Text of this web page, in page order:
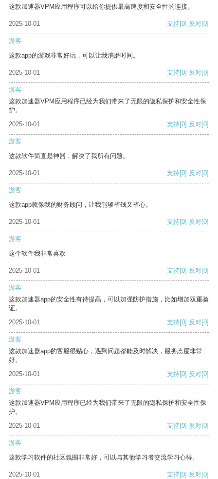
这款加速器VPM应用程序可以给你提供最高速度和安全性的连接。
2025-10-01 支持[0] 反对[0]
游客
这款app的游戏非常好玩，可以让我消磨时间。
2025-10-01 支持[0] 反对[0]
游客
这款加速器VPM应用程序已经为我们带来了无限的隐私保护和安全性保
护。
2025-10-01
支持[0] 反对[0]
游客
这款软件简直是神器，解决了我所有问题。
2025-10-01 支持[0] 反对[0]
游客
这款app就像我的财务顾问，让我能够省钱又省心。
2025-10-01 支持[0] 反对[0]
游客
这个软件我非常喜欢
2025-10-01 支持[0] 反对[0]
游客
这款加速器app的安全性有待提高，可以加强防护措施，比如增加双重验
证。
2025-10-01
支持[0] 反对[0]
游客
这款加速器app的客服很贴心，遇到问题都能及时解决，服务态度非常
好。
2025-10-01
支持[0] 反对[0]
游客
这款加速器VPM应用程序已经为我们带来了无限的隐私保护和安全性保
护。
2025-10-01
支持[0] 反对[0]
游客
这款学习软件的社区氛围非常好，可以与其他学习者交流学习心得。
2025-10-01 支持[0] 反对[0]